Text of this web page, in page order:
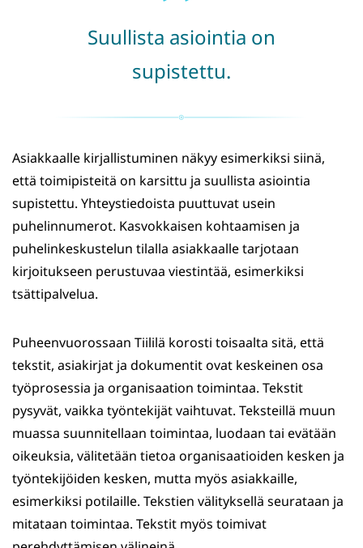
Suullista asiointia on
supistettu.
Asiakkaalle kirjallistuminen näkyy esimerkiksi siinä,
että toimipisteitä on karsittu ja suullista asiointia
supistettu. Yhteystiedoista puuttuvat usein
puhelinnumerot. Kasvokkaisen kohtaamisen ja
puhelinkeskustelun tilalla asiakkaalle tarjotaan
kirjoitukseen perustuvaa viestintää, esimerkiksi
tsättipalvelua.
Puheenvuorossaan Tiililä korosti toisaalta sitä, että
tekstit, asiakirjat ja dokumentit ovat keskeinen osa
työprosessia ja organisaation toimintaa. Tekstit
pysyvät, vaikka työntekijät vaihtuvat. Teksteillä muun
muassa suunnitellaan toimintaa, luodaan tai evätään
oikeuksia, välitetään tietoa organisaatioiden kesken ja
työntekijöiden kesken, mutta myös asiakkaille,
esimerkiksi potilaille. Tekstien välityksellä seurataan ja
mitataan toimintaa. Tekstit myös toimivat